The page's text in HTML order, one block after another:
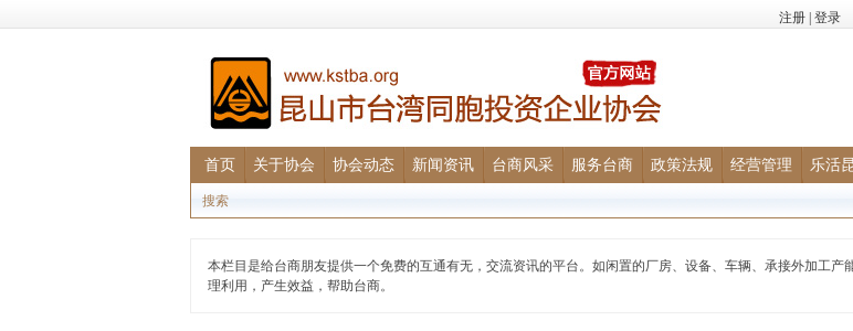
首页 关于协会 协会动态 新闻资讯 台商风采 服务台商 政策法规 经营管理 乐活
搜索
本栏目是给台商朋友提供一个免费的互通有无，交流资讯的平台。如闲置的厂房、设备、车辆、承接外加工
理利用，产生效益，帮助台商。